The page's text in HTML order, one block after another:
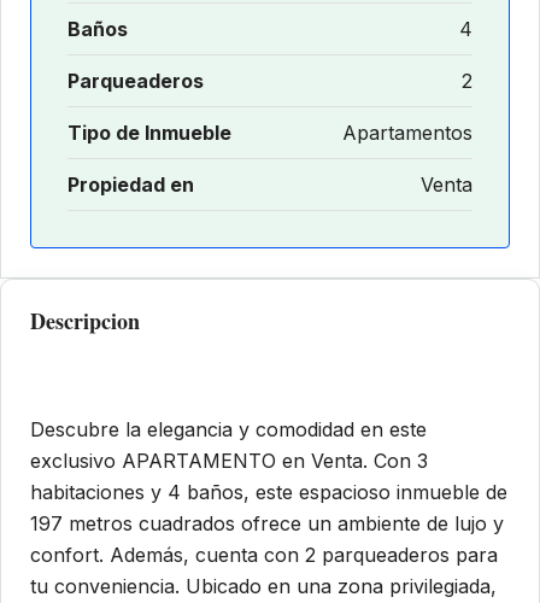
Baños 4
Parqueaderos 2
Tipo de Inmueble Apartamentos
Propiedad en Venta
Descripcion
Descubre la elegancia y comodidad en este
exclusivo APARTAMENTO en Venta. Con 3
habitaciones y 4 baños, este espacioso inmueble de
197 metros cuadrados ofrece un ambiente de lujo y
confort. Además, cuenta con 2 parqueaderos para
tu conveniencia. Ubicado en una zona privilegiada,